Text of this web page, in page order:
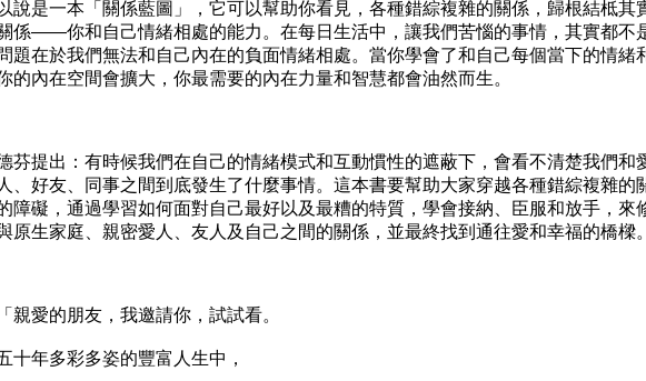
是一本「關係藍圖」，它可以幫助你看見，各種錯綜複雜的關係，歸根結柢其
係——你和自己情緒相處的能力。在每日生活中，讓我們苦惱的事情，其實都不
題在於我們無法和自己內在的負面情緒相處。當你學會了和自己每個當下的情緒
的內在空間會擴大，你最需要的內在力量和智慧都會油然而生。
提出：有時候我們在自己的情緒模式和互動慣性的遮蔽下，會看不清楚我們和
、好友、同事之間到底發生了什麼事情。這本書要幫助大家穿越各種錯綜複雜的
障礙，通過學習如何面對自己最好以及最糟的特質，學會接納、臣服和放手，來
原生家庭、親密愛人、友人及自己之間的關係，並最終找到通往愛和幸福的橋樑。
愛的朋友，我邀請你，試試看。
年多彩多姿的豐富人生中，